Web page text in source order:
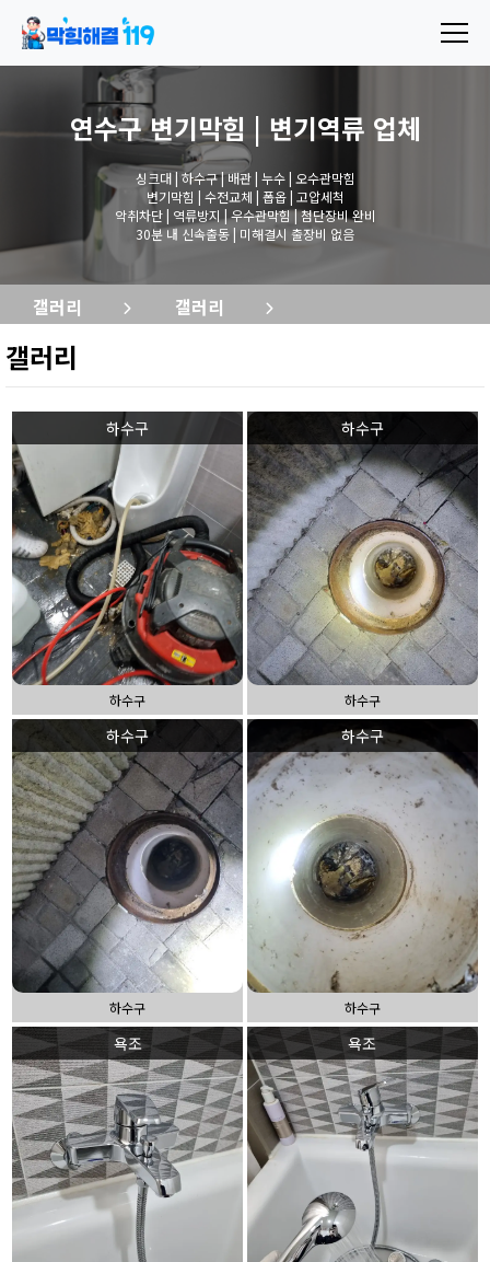
연수구 변기막힘 | 변기역류 업체
싱크대 | 하수구 | 배관 | 누수 | 오수관막힘
변기막힘 | 수전교체 | 폽옵 | 고압세척
악취차단 | 역류방지 | 우수관막힘 | 첨단장비 완비
30분 내 신속출동 | 미해결시 출장비 없음
갤러리 갤러리
갤러리
하수구
하수구
하수구
하수구
하수구
하수구
하수구
하수구
욕조 욕조